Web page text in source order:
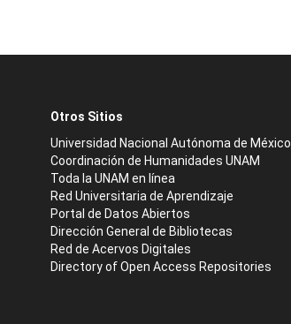
Otros Sitios
Universidad Nacional Autónoma de México
Coordinación de Humanidades UNAM
Toda la UNAM en línea
Red Universitaria de Aprendizaje
Portal de Datos Abiertos
Dirección General de Bibliotecas
Red de Acervos Digitales
Directory of Open Access Repositories